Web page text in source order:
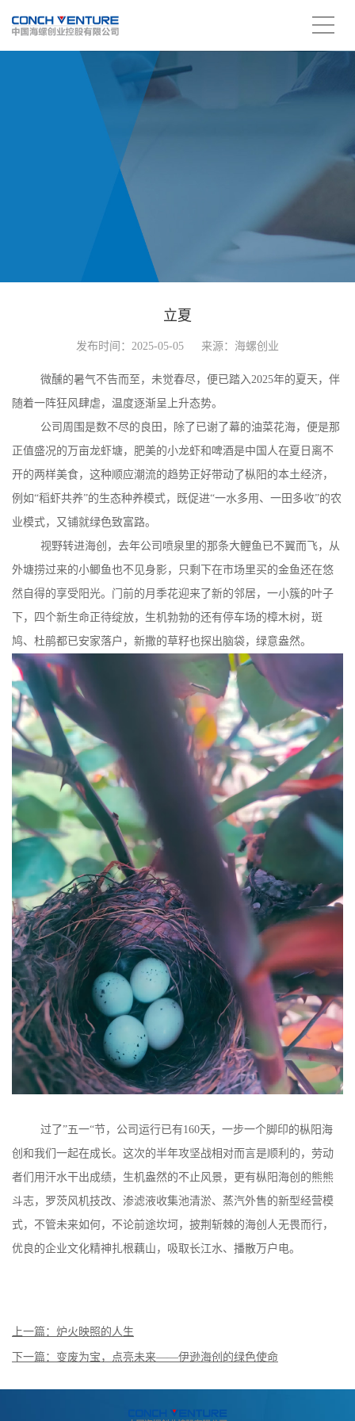
立夏
发布时间：2025-05-05 来源：海螺创业
微醺的暑气不告而至，未觉春尽，便已踏入2025年的夏天，伴
随着一阵狂风肆虐，温度逐渐呈上升态势。
公司周围是数不尽的良田，除了已谢了幕的油菜花海，便是那
正值盛况的万亩龙虾塘，肥美的小龙虾和啤酒是中国人在夏日离不
开的两样美食，这种顺应潮流的趋势正好带动了枞阳的本土经济，
例如“稻虾共养”的生态种养模式，既促进“一水多用、一田多收”的农
业模式，又铺就绿色致富路。
视野转进海创，去年公司喷泉里的那条大鲤鱼已不翼而飞，从
外塘捞过来的小鲫鱼也不见身影，只剩下在市场里买的金鱼还在悠
然自得的享受阳光。门前的月季花迎来了新的邻居，一小簇的叶子
下，四个新生命正待绽放，生机勃勃的还有停车场的樟木树，斑
鸠、杜鹃都已安家落户，新撒的草籽也探出脑袋，绿意盎然。
过了”五一“节，公司运行已有160天，一步一个脚印的枞阳海
创和我们一起在成长。这次的半年攻坚战相对而言是顺利的，劳动
者们用汗水干出成绩，生机盎然的不止风景，更有枞阳海创的熊熊
斗志，罗茨风机技改、渗滤液收集池清淤、蒸汽外售的新型经营模
式，不管未来如何，不论前途坎坷，披荆斩棘的海创人无畏而行，
优良的企业文化精神扎根藕山，吸取长江水、播散万户电。
上一篇：炉火映照的人生
下一篇：变废为宝，点亮未来——伊逊海创的绿色使命